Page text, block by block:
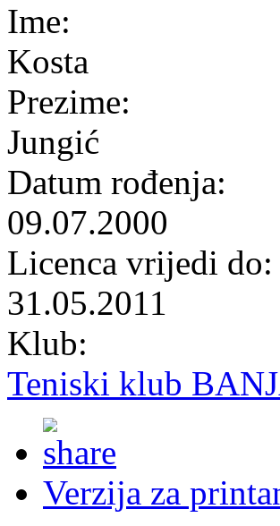
Ime:
Kosta
Prezime:
Jungić
Datum rođenja:
09.07.2000
Licenca vrijedi do:
31.05.2011
Klub:
Teniski klub
Verzija za